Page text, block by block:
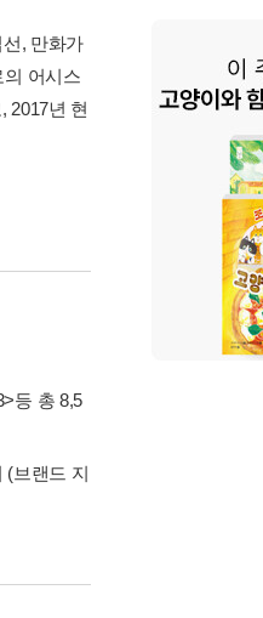
, 만화가
어시스
2017년 현
등 총 8,5
(브랜드 지